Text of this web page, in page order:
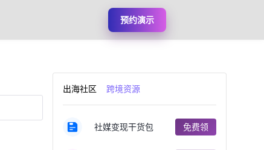
预约演示
出海社区 跨境资源
社媒变现干货包 免费领